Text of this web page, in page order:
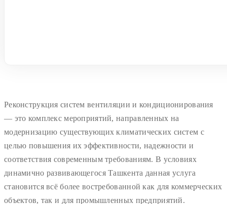
Реконструкция систем вентиляции и кондиционирования
— это комплекс мероприятий, направленных на
модернизацию существующих климатических систем с
целью повышения их эффективности, надежности и
соответствия современным требованиям. В условиях
динамично развивающегося Ташкента данная услуга
становится всё более востребованной как для коммерческих
объектов, так и для промышленных предприятий.